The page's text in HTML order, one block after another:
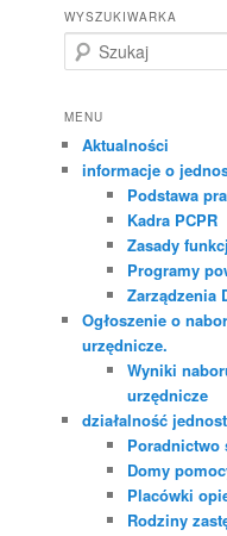
WYSZUKIWARKA
z
k
MENU
Aktualności
informacje o
Podstawa
Kadra PCPR
Zasady
Programy
Zarządzenia
Ogłoszenie o
urzędnicze.
Wyniki
urzędnicze
działalność
Poradnictwo
Domy
Placówki
Rodziny